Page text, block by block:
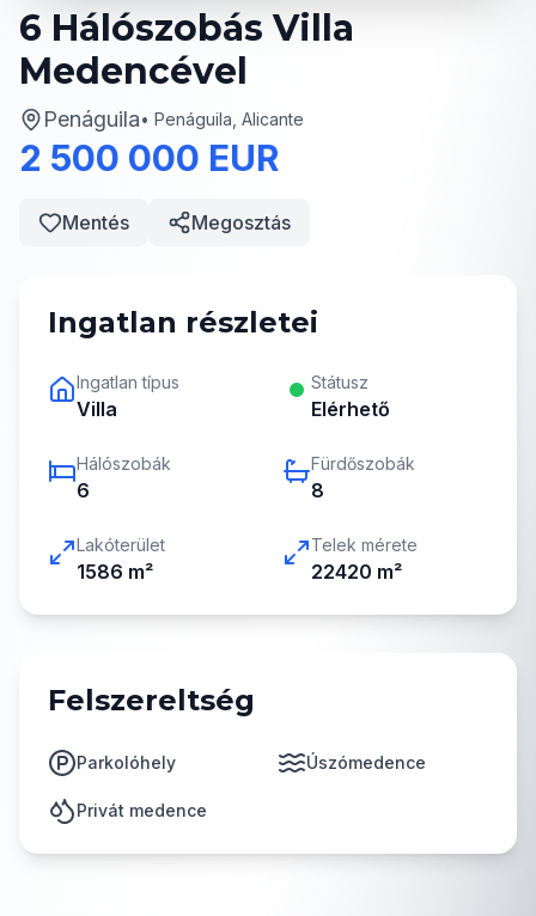
6 Hálószobás Villa
Medencével
Penáguila• Penáguila, Alicante
2 500 000 EUR
Mentés Megosztás
Ingatlan részletei
Ingatlan típus
Villa
Státusz
Elérhető
Hálószobák
6
Fürdőszobák
8
Lakóterület
1586 m²
Telek mérete
22420 m²
Felszereltség
Parkolóhely Úszómedence
Privát medence